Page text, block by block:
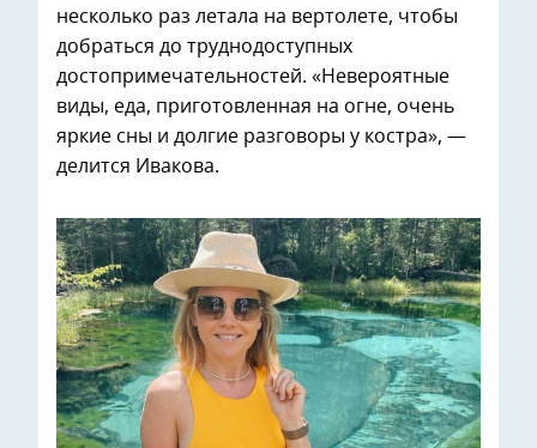
несколько раз летала на вертолете, чтобы
добраться до труднодоступных
достопримечательностей. «Невероятные
виды, еда, приготовленная на огне, очень
яркие сны и долгие разговоры у костра», —
делится Ивакова.